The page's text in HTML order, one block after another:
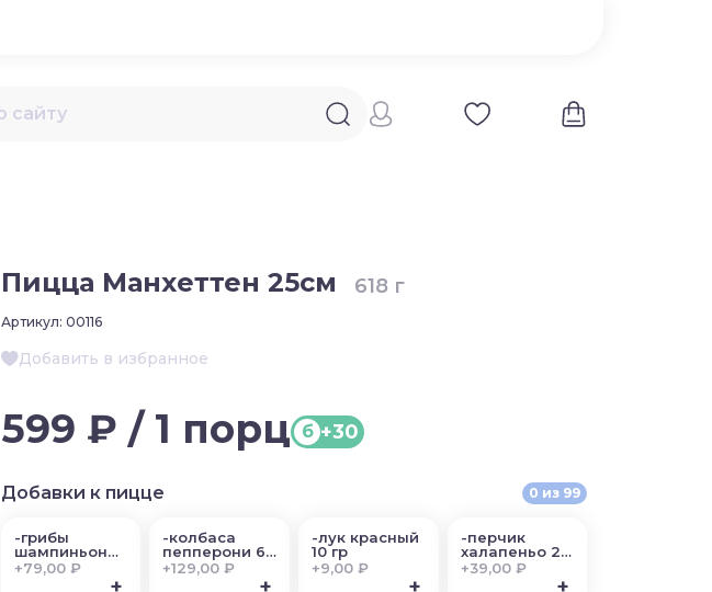
Пицца Манхеттен 25см 618 г
Артикул: 00116
Добавить в избранное
599 ₽ / 1 порц б +30
Добавки к пицце 0 из 99
-грибы
шампиньоны
50 гр
+79,00 ₽
+
-колбаса
пепперони 60
гр
+129,00 ₽
+
-лук красный
10 гр
+9,00 ₽
+
-перчик
халапеньо 20
гр
+39,00 ₽
+